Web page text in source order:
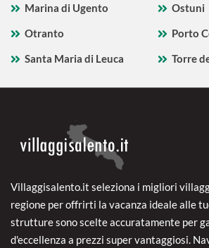
Marina di Ugento
Ostuni
Otranto
Porto
Santa Maria di Leuca
Torre
Villaggisalento.it seleziona i migliori
regione per offrirti la vacanza ideale alle
strutture sono scelte accuratamente per
d'eccellenza a prezzi super vantaggiosi.